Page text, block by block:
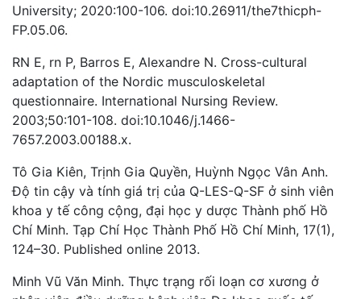
University; 2020:100-106. doi:10.26911/the7thicph-
FP.05.06.
RN E, rn P, Barros E, Alexandre N. Cross-cultural
adaptation of the Nordic musculoskeletal
questionnaire. International Nursing Review.
2003;50:101-108. doi:10.1046/j.1466-
7657.2003.00188.x.
Tô Gia Kiên, Trịnh Gia Quyền, Huỳnh Ngọc Vân Anh.
Độ tin cậy và tính giá trị của Q-LES-Q-SF ở sinh viên
khoa y tế công cộng, đại học y dược Thành phố Hồ
Chí Minh. Tạp Chí Học Thành Phố Hồ Chí Minh, 17(1),
124–30. Published online 2013.
Minh Vũ Văn Minh. Thực trạng rối loạn cơ xương ở